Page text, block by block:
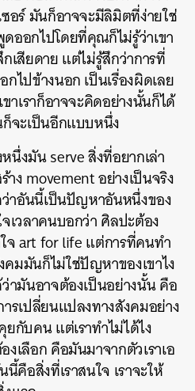
อร์ มันก็อาจจะมีลิมิตที่ง่ายใช่
ออกไปโดยที่คุณก็ไม่รู้ว่าเขา
เสียดาย แต่ไม่รู้สึกว่าการที่
กไปข้างนอก เป็นเรื่องผิดเลย
ขาเราก็อาจจะคิดอย่างนั้นก็ได้
ก็จะเป็นอีกแบบหนึ่ง
นึ่งมัน serve สิ่งที่อยากเล่า
ง movement อย่างเป็นจริง
ว่าอันนี้เป็นปัญหาอันหนึ่งของ
เวลาคนบอกว่า ศิลปะต้อง
จ art for life แต่การที่คนทำ
มมันก็ไม่ใช่ปัญหาของเขาไง
ว่ามันอาจต้องเป็นอย่างนั้น คือ
รเปลี่ยนแปลงทางสังคมอย่าง
กับคน แต่เราทำไม่ได้ไง
งเลือก คือมันมาจากตัวเราเอ
คือสิ่งที่เราสนใจ เราจะให้